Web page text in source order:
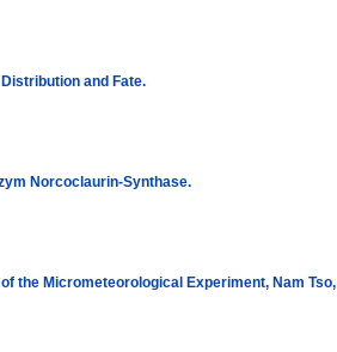
and Fate.
Norcoclaurin-Synthase.
the Micrometeorological Experiment, Nam Tso,